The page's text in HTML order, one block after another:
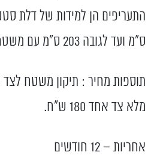
ס”מ ועד לגובה 203 ס”מ עם משטח ציפוי תקין.
מלא צד אחד 180 ש"ח.
אחריות – 12 חודשים